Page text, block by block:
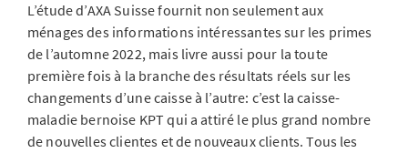
L’étude d’AXA Suisse fournit non seulement aux
ménages des informations intéressantes sur les primes
de l’automne 2022, mais livre aussi pour la toute
première fois à la branche des résultats réels sur les
changements d’une caisse à l’autre: c’est la caisse-
maladie bernoise KPT qui a attiré le plus grand nombre
de nouvelles clientes et de nouveaux clients. Tous les